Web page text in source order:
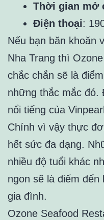
Thời gian mở
Điện thoại:
Nếu bạn băn khoăn
Nha Trang thì
chắc chắn sẽ là
những thắc mắc đó.
nổi tiếng của
Chính vì vậy thực
hết sức đa dạng.
nhiều độ tuổi khác
ngon sẽ là điểm
gia đình.
Ozone Seafood